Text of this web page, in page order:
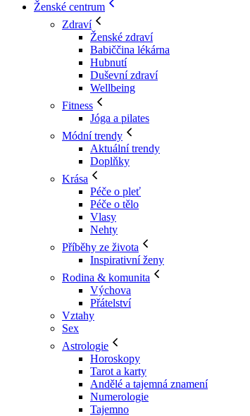
Ženské centrum
Zdraví
Ženské zdraví
Babiččina lékárna
Hubnutí
Duševní zdraví
Wellbeing
Fitness
Jóga a pilates
Módní trendy
Aktuální trendy
Doplňky
Krása
Péče o pleť
Péče o tělo
Vlasy
Nehty
Příběhy ze života
Inspirativní ženy
Rodina & komunita
Výchova
Přátelství
Vztahy
Sex
Astrologie
Horoskopy
Tarot a karty
Andělé a tajemná znamení
Numerologie
Tajemno